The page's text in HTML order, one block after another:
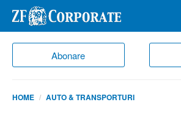
Abonare
HOME AUTO & TRANSPORTURI